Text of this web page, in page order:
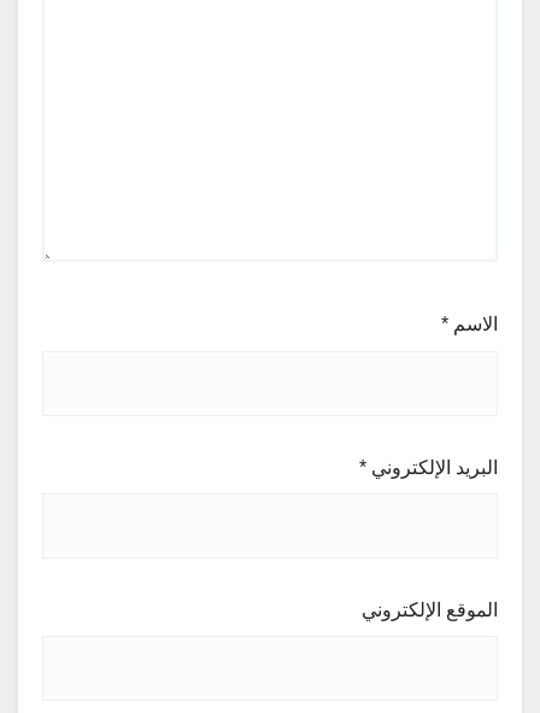
الاسم *
البريد الإلكتروني *
الموقع الإلكتروني